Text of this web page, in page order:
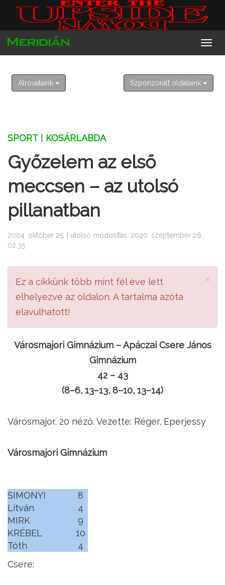
2026. augusztus 7. péntek
Ibolya
Alrovataink Szponzorált oldalaink
SPORT KOSÁRLABDA
Győzelem az első
meccsen – az utolsó
pillanatban
2004. október 25. | utolsó módosítás: 2020. szeptember 26.,
02:35
×
Ez a cikkünk több mint fél éve lett
elhelyezve az oldalon. A tartalma azóta
elavulhatott!
Városmajori Gimnázium – Apáczai Csere János
Gimnázium
42 – 43
(8–6, 13–13, 8–10, 13–14)
Városmajor, 20 néző. Vezette: Réger, Eperjessy
Városmajori Gimnázium
SIMONYI
8
Litván
4
MIRK
9
KRÉBEL
10
Tóth
4
Csere: